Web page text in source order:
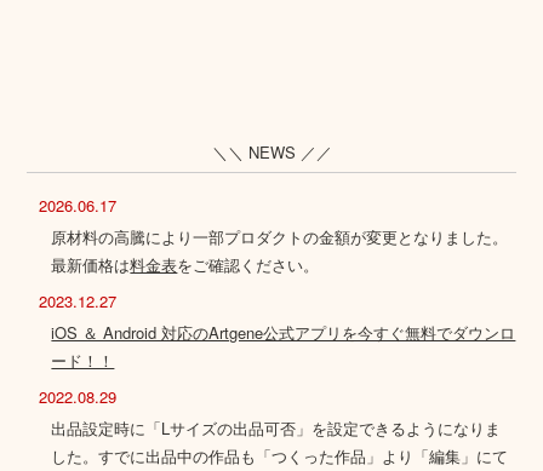
＼＼ NEWS ／／
2026.06.17
原材料の高騰により一部プロダクトの金額が変更となりました。
最新価格は料金表をご確認ください。
2023.12.27
iOS ＆ Android 対応のArtgene公式アプリを今すぐ無料でダウンロ
ード！！
2022.08.29
出品設定時に「Lサイズの出品可否」を設定できるようになりま
した。すでに出品中の作品も「つくった作品」より「編集」にて